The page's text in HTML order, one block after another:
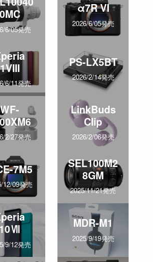
6/05発売
α7R VI
2026/6/05発売
1VIII
6/11発売
PS-LX5BT
2026/2/14発売
WF-
2/27発売
LinkBuds
Clip
2026/2/06発売
7M5
12/09発売
SEL100M2
8GM
2025/11/21発売
10Ⅶ
9/12発売
MDR-M1
2025/9/19発売